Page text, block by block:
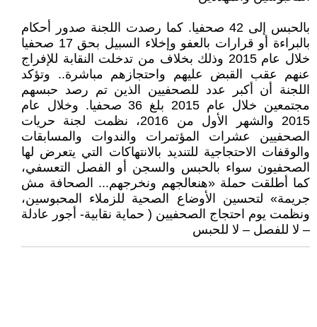
بالحبس إلى 42 صحفيا. كما رصدت اللجنة صدور أحكام
بالبراءة أو قرارات بالعفو وإخلاء السبيل بحق 17 صحفيا
خلال عام 2015 وذلك بخلاف من تدخلت النقابة للإفراج
عنهم عقب القبض عليهم واحتجازهم مباشرة.. وتؤكد
اللجنة أن أكبر عدد للصحفيين الذين تم رصد حبسهم
مجتمعين خلال عام 2015 بلغ 36 صحفيا. وخلال عام
2015 والشهر الأول من 2016، نظمت لجنة حريات
الصحفيين عشرات المؤتمرات والندوات والمسابقات
والوقفات الاحتجاجية للتنديد بالانتهاكات التي يتعرض لها
الصحفيون سواء بالحبس والسجن أو الفصل التعسفي،
كما أطلقت حملة «هنعالجهم ونخرجهم... الصحافة مش
جريمة» لتحسين الأوضاع الصحية للزملاء المحبوسين،
ونظمت يوم احتجاج الصحفيين ( حماية نقابية- أجور عادلة
– لا للفصل – لا للحبس